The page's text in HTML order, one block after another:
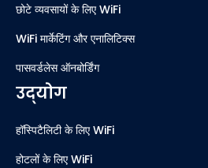
छोटे व्यवसायों के लिए WiFi
WiFi मार्केटिंग और एनालिटिक्स
पासवर्डलेस ऑनबोर्डिंग
उद्योग
हॉस्पिटैलिटी के लिए WiFi
होटलों के लिए WiFi